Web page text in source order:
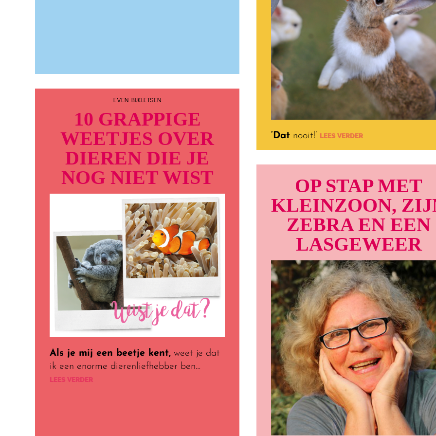
EVEN BIJKLETSEN
10 GRAPPIGE
WEETJES OVER
DIEREN DIE JE
NOG NIET WIST
Als je mij een beetje kent, weet je dat
ik een enorme dierenliefhebber ben…
LEES VERDER
‘Dat nooit!’ LEES VERDER
OP STAP MET
KLEINZOON,
ZEBRA EN EEN
LASGEWEER